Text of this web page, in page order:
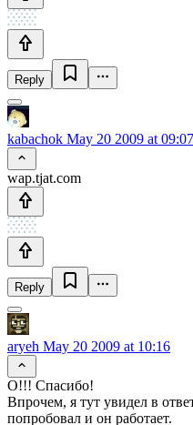
Reply
kabachok May 20 2009 at 09:07
wap.tjat.com
Reply
aryeh May 20 2009 at 10:16
O!!! Спасибо!
Впрочем, я тут увидел в
попробовал и он работает.